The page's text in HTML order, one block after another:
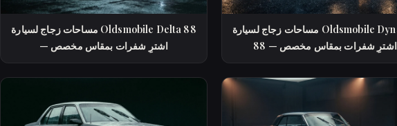
مساحات زجاج لسيارة Oldsmobile Delta 88
— اشترِ شفرات بمقاس مخصص
مساحات زجاج لسيارة Oldsmobile Dynamic
88 — اشترِ شفرات بمقاس مخصص